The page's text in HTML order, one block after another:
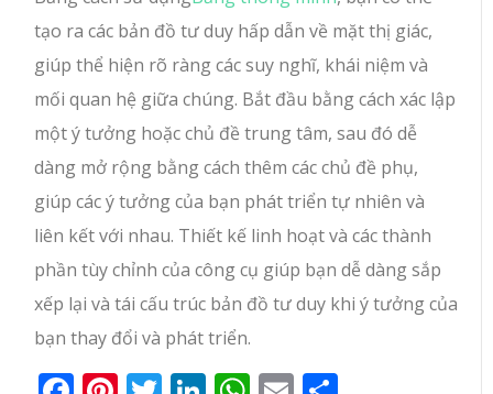
tạo ra các bản đồ tư duy hấp dẫn về mặt thị giác,
giúp thể hiện rõ ràng các suy nghĩ, khái niệm và
mối quan hệ giữa chúng. Bắt đầu bằng cách xác lập
một ý tưởng hoặc chủ đề trung tâm, sau đó dễ
dàng mở rộng bằng cách thêm các chủ đề phụ,
giúp các ý tưởng của bạn phát triển tự nhiên và
liên kết với nhau. Thiết kế linh hoạt và các thành
phần tùy chỉnh của công cụ giúp bạn dễ dàng sắp
xếp lại và tái cấu trúc bản đồ tư duy khi ý tưởng của
bạn thay đổi và phát triển.